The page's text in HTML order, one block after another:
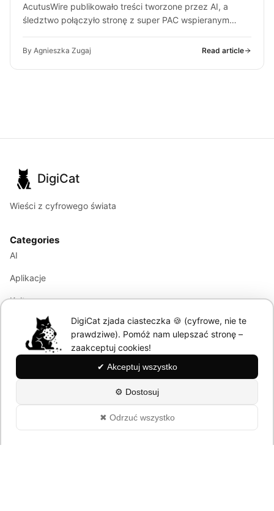
AcutusWire publikowało treści tworzone przez AI, a
śledztwo połączyło stronę z super PAC wspieranym
By Agnieszka Zugaj Read article
DigiCat
Wieści z cyfrowego świata
Categories
AI
Aplikacje
Kultura
Marketing
Modele językowe
About
Polityka Prywatności
DigiCat zjada ciasteczka 🍪 (cyfrowe, nie te
prawdziwe). Pomóż nam ulepszać stronę –
zaakceptuj cookies!
✔ Akceptuj wszystko
⚙ Dostosuj
✖ Odrzuć wszystko